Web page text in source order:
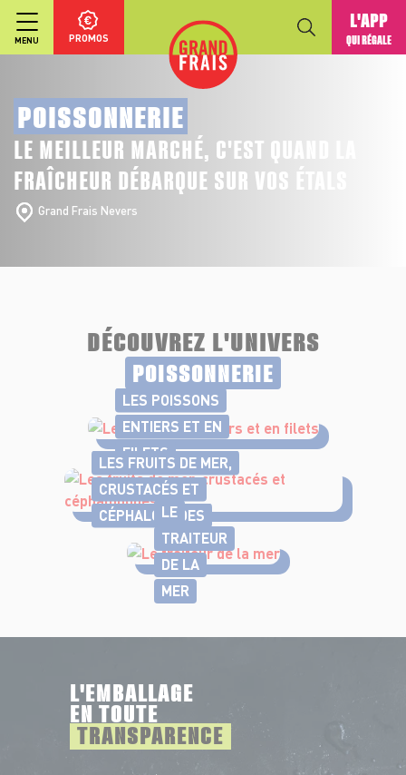
MENU PROMOS
L'APP
QUI RÉGALE
POISSONNERIE
LE MEILLEUR MARCHÉ, C'EST QUAND LA
FRAÎCHEUR DÉBARQUE SUR VOS ÉTALS
Grand Frais Nevers
DÉCOUVREZ L'UNIVERS
POISSONNERIE
LES POISSONS
ENTIERS ET EN
FILETS
LES FRUITS DE MER,
CRUSTACÉS ET
CÉPHALOPODES
LE
TRAITEUR
DE LA
MER
L'EMBALLAGE
EN TOUTE
TRANSPARENCE